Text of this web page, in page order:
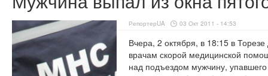
РепортерUA 03 Окт 2011 - 14:53
Вчера, 2 октября, в 18:15 в
врачам скорой медицинской
над подъездом мужчину,